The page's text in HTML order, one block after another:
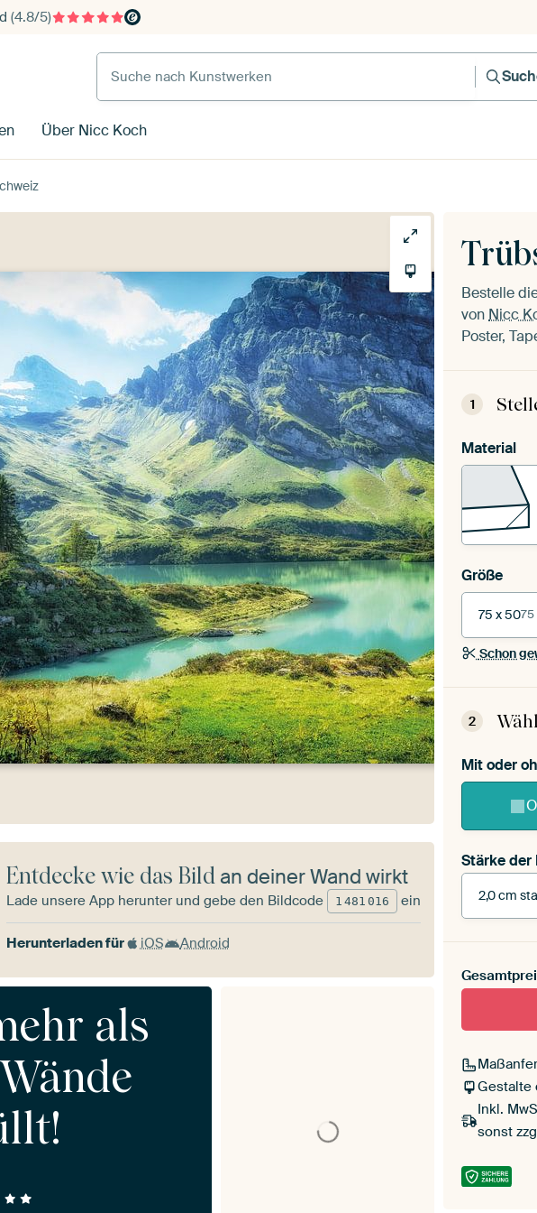
(4.8/5)
Suche nach Kunstwerken
Über Nicc Koch
Bestelle
von Nicc
Poster,
1
Material
Größe
75 x 5075
Schon
2
Mit oder
Stärke der
2,0 cm
Mit
Gestalte
Inkl.
sonst
Entdecke wie das Bildan deiner Wand wirkt
Lade unsere App herunter und gebe den Bildcode 1 481 016 ein
Herunterladen für iOS Android
als
Wände